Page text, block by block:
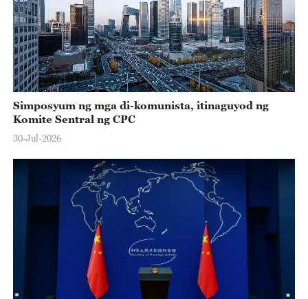
Simposyum ng mga di-komunista, itinaguyod ng
Komite Sentral ng CPC
30-Jul-2026